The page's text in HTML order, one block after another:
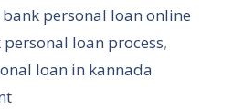
personal loan online
loan process,
loan in kannada